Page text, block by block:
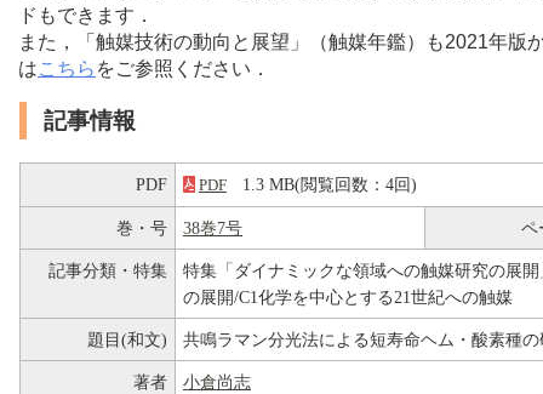
ドもできます．
また，「触媒技術の動向と展望」（触媒年鑑）も2021年
はこちら をご参照ください．
記事情報
PDF PDF 1.3 MB(閲覧回数：4回)
巻・号 38巻7号 ペ
記事分類・特集
特集「ダイナミックな領域への触媒研究の展
の展開/C1化学を中心とする21世紀への触媒
題目(和文) 共鳴ラマン分光法による短寿命ヘム・酸素種の
著者 小倉尚志